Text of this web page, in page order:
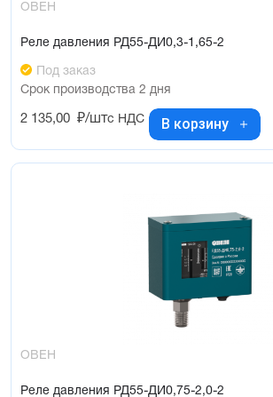
ОВЕН
Реле давления РД55-ДИ0,3-1,65-2
Под заказ
Срок производства 2 дня
2 135,00 ₽/штс НДС В корзину
ОВЕН
Реле давления РД55-ДИ0,75-2,0-2